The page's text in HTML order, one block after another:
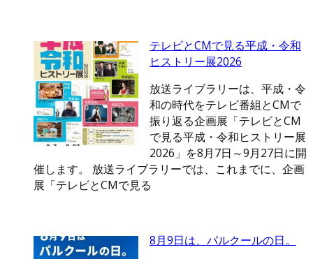
テレビとCMで見る平成・令和
ヒストリー展2026
放送ライブラリーは、平成・令
和の時代をテレビ番組とCMで
振り返る企画展「テレビとCM
で見る平成・令和ヒストリー展
2026」を8月7日～9月27日に開
催します。 放送ライブラリーでは、これまでに、企画
展「テレビとCMで見る
8月9日は、パルクールの日。